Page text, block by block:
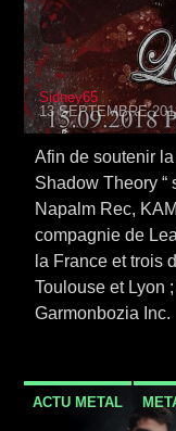
Sidney65
13 SEPTEMBRE
Afin de soutenir
Shadow Theory “
Napalm Rec,
compagnie de
la France et trois
Toulouse et Lyon
Garmonbozia Inc.
ACTU METAL